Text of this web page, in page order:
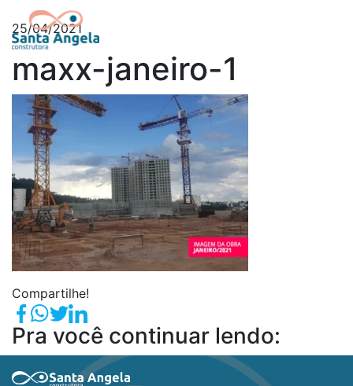
25/04/2021
maxx-janeiro-1
Compartilhe!
Pra você continuar lendo: